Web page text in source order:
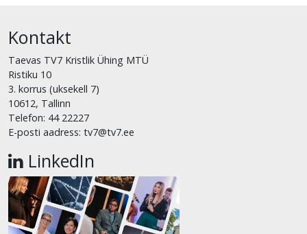
Kontakt
Taevas TV7 Kristlik Ühing MTÜ
Ristiku 10
3. korrus (uksekell 7)
10612, Tallinn
Telefon: 44 22227
E-posti aadress: tv7@tv7.ee
LinkedIn